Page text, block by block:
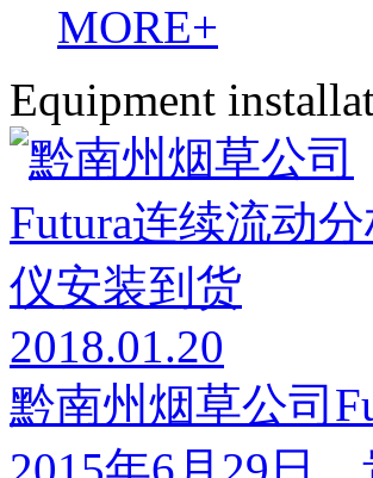
MORE+
Equipment
2018.01.20
黔南州烟草公司